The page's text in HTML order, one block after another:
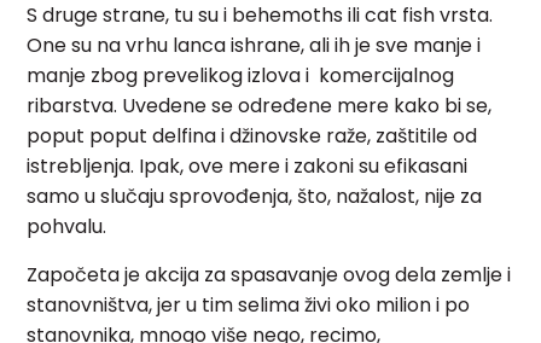
S druge strane, tu su i behemoths ili cat fish vrsta.
One su na vrhu lanca ishrane, ali ih je sve manje i
manje zbog prevelikog izlova i komercijalnog
ribarstva. Uvedene se određene mere kako bi se,
poput poput delfina i džinovske raže, zaštitile od
istrebljenja. Ipak, ove mere i zakoni su efikasani
samo u slučaju sprovođenja, što, nažalost, nije za
pohvalu.
Započeta je akcija za spasavanje ovog dela zemlje i
stanovništva, jer u tim selima živi oko milion i po
stanovnika, mnogo više nego, recimo,